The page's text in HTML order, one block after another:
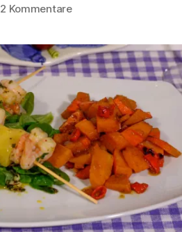
2 Kommentarezu
Spieß
mit
Kürbis